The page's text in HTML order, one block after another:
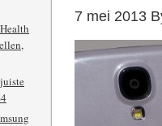
7 mei 2013